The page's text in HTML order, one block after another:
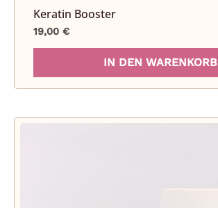
Keratin Booster
19,00€
IN DEN WARENKORB